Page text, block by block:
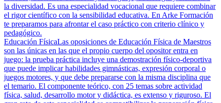
la diversidad. Es una especialidad vocacional que requiere combinar
el rigor científico con la sensibilidad educativa. En Arke Formación
te preparamos para afrontar el caso práctico con criterio clínico y
pedagógico.
Educación FísicaLas oposiciones de Educación Física de Maestros
son las únicas en las que el propio cuerpo del opositor entra en
juego: la prueba práctica incluye una demostración físico-deportiva
que puede implicar habilidades gimnásticas, expresión corporal o
juegos motores, y que debe prepararse con la misma disciplina que
el temario. El componente teórico, con 25 temas sobre actividad
física, salud, desarrollo motor y didáctica, es extenso y riguroso. El